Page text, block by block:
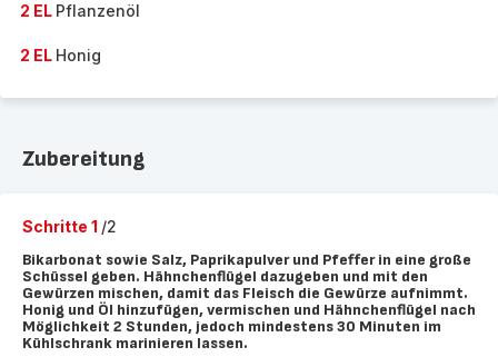
2 EL Pflanzenöl
2 EL Honig
Zubereitung
Schritte 1 /2
Bikarbonat sowie Salz, Paprikapulver und Pfeffer in eine große
Schüssel geben. Hähnchenflügel dazugeben und mit den
Gewürzen mischen, damit das Fleisch die Gewürze aufnimmt.
Honig und Öl hinzufügen, vermischen und Hähnchenflügel nach
Möglichkeit 2 Stunden, jedoch mindestens 30 Minuten im
Kühlschrank marinieren lassen.